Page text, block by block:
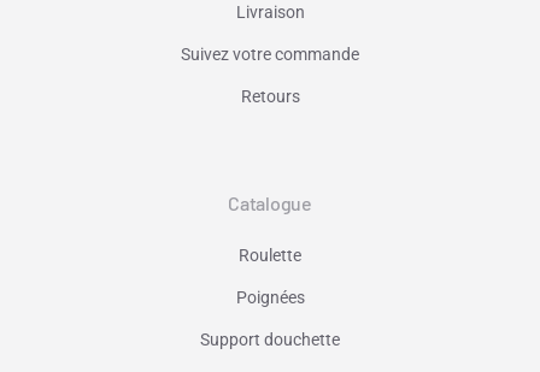
Livraison
Suivez votre commande
Retours
Catalogue
Roulette
Poignées
Support douchette